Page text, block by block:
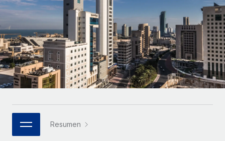
INFRAESTRUCTURA
Conexión Remote
Integra los RR. HH. en tus flujos de trabajo sin
complicaciones.
Plataforma
Funciones esenciales de RR. HH. integradas para tu
Conectar
Conecta cualquier herramienta de IA con Remote
Mediana empresa
Amplía tu equipo con soluciones de RR. HH.
personalizadas.
Empresa
RR. HH. globales para grandes empresas.
ASOCIARSE
Socios tecnológicos estratégicos
Integra la gestión de los RR. HH. globales en tu
Guías y recursos
Casos prácticos
Glosario de RR. HH.
Listas de verificación y plantillas
Biblioteca de descripciones de puestos
Webinarios
Español
Italiano
Português (Portugal)
日本語
한국어
中文（简体）Resumen